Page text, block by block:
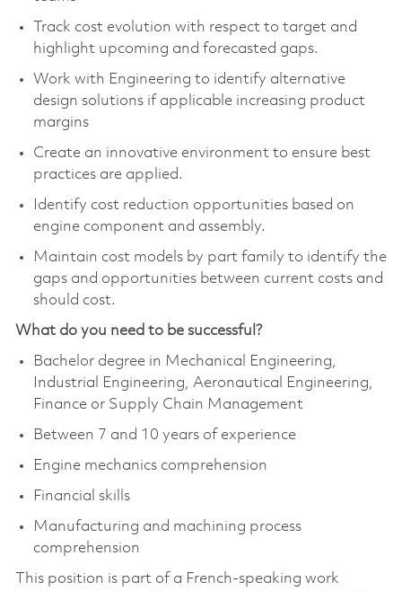
Track cost evolution with respect to target and
highlight upcoming and forecasted gaps.
Work with Engineering to identify alternative
design solutions if applicable increasing product
margins
Create an innovative environment to ensure best
practices are applied.
Identify cost reduction opportunities based on
engine component and assembly.
Maintain cost models by part family to identify the
gaps and opportunities between current costs and
should cost.
What do you need to be successful?
Bachelor degree in Mechanical Engineering,
Industrial Engineering, Aeronautical Engineering,
Finance or Supply Chain Management
Between 7 and 10 years of experience
Engine mechanics comprehension
Financial skills
Manufacturing and machining process
comprehension
This position is part of a French-speaking work